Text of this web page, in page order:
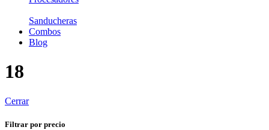
Sanducheras
Combos
Blog
18
Cerrar
Filtrar por precio